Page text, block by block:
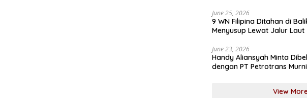
June 25, 2026
9 WN Filipina Ditahan di
Menyusup Lewat Jalur Laut
June 23, 2026
Handy Aliansyah Minta
dengan PT Petrotrans
View